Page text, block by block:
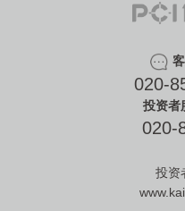
020-
投资者
020-
投资